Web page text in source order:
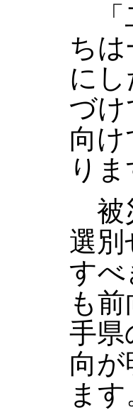
「
ち
に
づ
向
りま
被
選別
すべ
も
手県
向
ます